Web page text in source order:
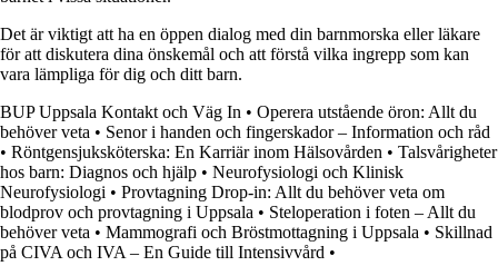
Det är viktigt att ha en öppen dialog med din barnmorska eller läkare
för att diskutera dina önskemål och att förstå vilka ingrepp som kan
vara lämpliga för dig och ditt barn.
BUP Uppsala Kontakt och Väg In • Operera utstående öron: Allt du
behöver veta • Senor i handen och fingerskador – Information och råd
• Röntgensjuksköterska: En Karriär inom Hälsovården • Talsvårigheter
hos barn: Diagnos och hjälp • Neurofysiologi och Klinisk
Neurofysiologi • Provtagning Drop-in: Allt du behöver veta om
blodprov och provtagning i Uppsala • Steloperation i foten – Allt du
behöver veta • Mammografi och Bröstmottagning i Uppsala • Skillnad
på CIVA och IVA – En Guide till Intensivvård •